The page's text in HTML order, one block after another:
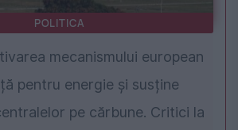
POLITICA
mecanismului european
pentru energie și susține
pe cărbune. Critici la